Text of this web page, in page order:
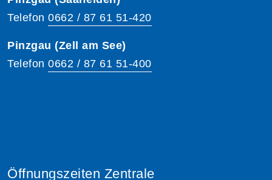
Telefon 0662 / 87 61 51-420
Pinzgau (Zell am See)
Telefon 0662 / 87 61 51-400
Öffnungszeiten Zentrale